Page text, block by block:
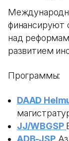
финансируют
над
развитием
Программы:
DAAD
JJ/WBGSP
ADB-JSP